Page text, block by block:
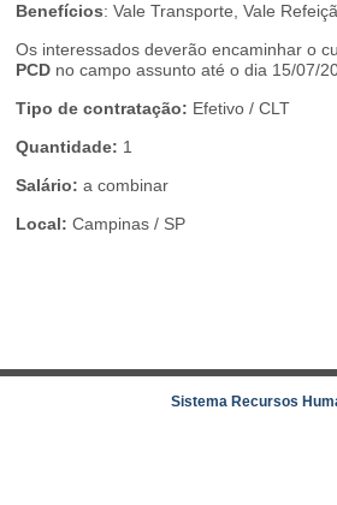
Benefícios: Vale Transporte, Vale
Os interessados deverão encaminhar o
PCD no campo assunto até o dia 15/07/
Tipo de contratação: Efetivo / CLT
Quantidade: 1
Salário: a combinar
Local: Campinas / SP
Sistema Recursos